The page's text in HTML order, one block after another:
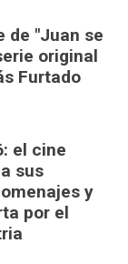
de "Juan se
original
Furtado
el cine
sus
y
por el